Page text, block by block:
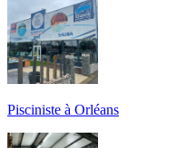
Pisciniste à Orléans